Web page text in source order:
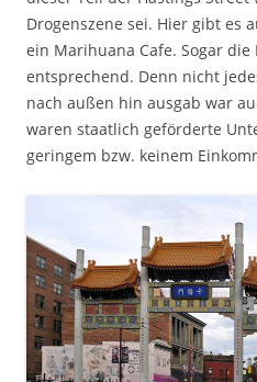
Drogenszene sei. Hier gibt es
ein Marihuana Cafe. Sogar
entsprechend. Denn nicht
nach außen hin ausgab war
waren staatlich geförderte
geringem bzw. keinem